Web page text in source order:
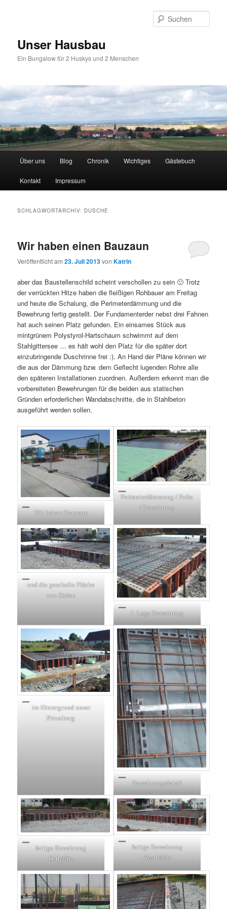
Unser Hausbau
Ein Bungalow für 2 Huskys und 2 Menschen
HauptmenüÜber uns Blog Chronik Wichtiges Gästebuch
Kontakt Impressum
SCHLAGWORTARCHIV: DUSCHE
Wir haben einen Bauzaun
Veröffentlicht am23. Juli 2013vonKatrin
aber das Baustellenschild scheint verschollen zu sein 🙁 Trotz
der verrückten Hitze haben die fleißigen Rohbauer am Freitag
und heute die Schalung, die Perimeterdämmung und die
Bewehrung fertig gestellt. Der Fundamenterder nebst drei Fahnen
hat auch seinen Platz gefunden. Ein einsames Stück aus
mintgrünem Polystyrol-Hartschaum schwimmt auf dem
Stahlgittersee … es hält wohl den Platz für die später dort
einzubringende Duschrinne frei :). An Hand der Pläne können wir
die aus der Dämmung bzw. dem Geflecht lugenden Rohre alle
den späteren Installationen zuordnen. Außerdem erkennt man die
vorbereiteten Bewehrungen für die beiden aus statischen
Gründen erforderlichen Wandabschnitte, die in Stahlbeton
ausgeführt werden sollen.
Wir haben Bauzaun
Perimeterdämmung / Folie
/ Bewehrung
und die geschalte Fläche
von Süden
1. Lage Bewehrung
im Hintergrund unser
Privatberg
Bewehrungsdetail
fertige Bewehrung
Osthälfte
fertige Bewehrung
Westhälfte